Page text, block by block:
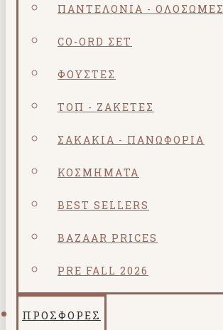
ΠΑΝΤΕΛΌΝΙΑ - ΟΛΌΣΩΜΕΣ
CO-ORD ΣΕΤ
ΦΟΎΣΤΕΣ
ΤΟΠ - ΖΑΚΈΤΕΣ
ΣΑΚΆΚΙΑ - ΠΑΝΩΦΌΡΙΑ
ΚΟΣΜΗΜΑΤΑ
BEST SELLERS
BAZAAR PRICES
PRE FALL 2026
ΠΡΟΣΦΟΡΕΣ